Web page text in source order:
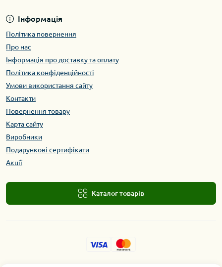
Інформація
Політика повернення
Про нас
Інформація про доставку та оплату
Політика конфіденційності
Умови використання сайту
Контакти
Повернення товару
Карта сайту
Виробники
Подарункові сертифікати
Акції
Каталог товарів